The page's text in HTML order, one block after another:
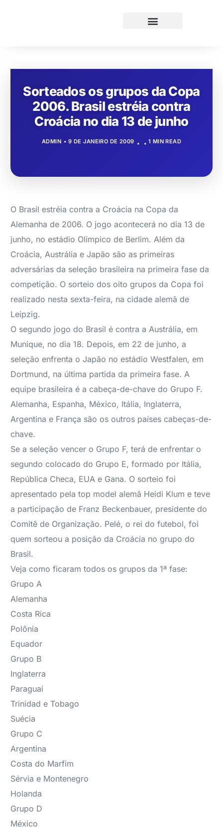
Sorteados os grupos da Copa
2006. Brasil estréia contra
Croácia no dia 13 de junho
ADMIN 9 DE JANEIRO DE 2009 1 MIN READ
O Brasil estréia contra a Croácia na Copa da
Alemanha de 2006. O jogo acontecerá no dia 13 de
junho, no estádio Olímpico de Berlim. Além da
Croácia, Austrália e Japão são as primeiras
adversárias da seleção brasileira na primeira fase da
competição. O sorteio dos oito grupos da Copa foi
realizado nesta sexta-feira, na cidade alemã de
Leipzig.
O segundo jogo do Brasil é contra a Austrália, em
Munique, no dia 18. Depois, em 22 de junho, a
seleção enfrenta o Japão no estádio Westfalen, em
Dortmund, na última partida da primeira fase. A
equipe brasileira é a cabeça-de-chave do Grupo F.
Alemanha, Espanha, México, Itália, Inglaterra,
Argentina e França são os outros países cabeças-de-
chave.
Se a seleção vencer o Grupo F, terá de enfrentar o
segundo colocado do Grupo E, formado por Itália,
República Checa, EUA e Gana. O sorteio foi
apresentado pela top model alemã Heidi Klum e teve
a participação de Franz Beckenbauer, presidente do
Comitê de Organização. Pelé, o rei do futebol, foi
quem sorteou a posição da Croácia no grupo do
Brasil.
Veja como ficaram todos os grupos da 1ª fase:
Grupo A
Alemanha
Costa Rica
Polônia
Equador
Grupo B
Inglaterra
Paraguai
Trinidad e Tobago
Suécia
Grupo C
Argentina
Costa do Marfim
Sérvia e Montenegro
Holanda
Grupo D
México